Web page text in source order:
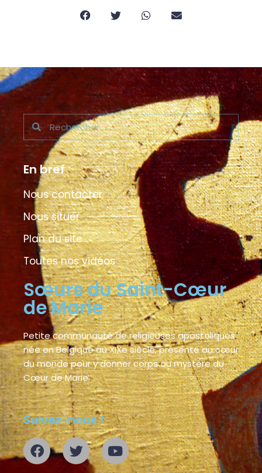
En bref
Nous contacter
Nous situer
Plan du site
Toutes nos vidéos
Sœurs du Saint-Cœur
de Marie
Petite communauté de religieuses apostoliques
née en Belgique au XIXe siècle, présente au cœur
du monde pour y donner corps au mystère du
Cœur de Marie.
Suivez-nous !